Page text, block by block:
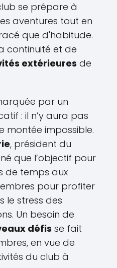
se prépare à
aventures tout en
que d'habitude.
continuité et de
extérieures de
par un
: il n’y aura pas
montée impossible.
, président du
que l’objectif pour
de temps aux
pour profiter
le stress des
Un besoin de
défis se fait
en vue de
du club à